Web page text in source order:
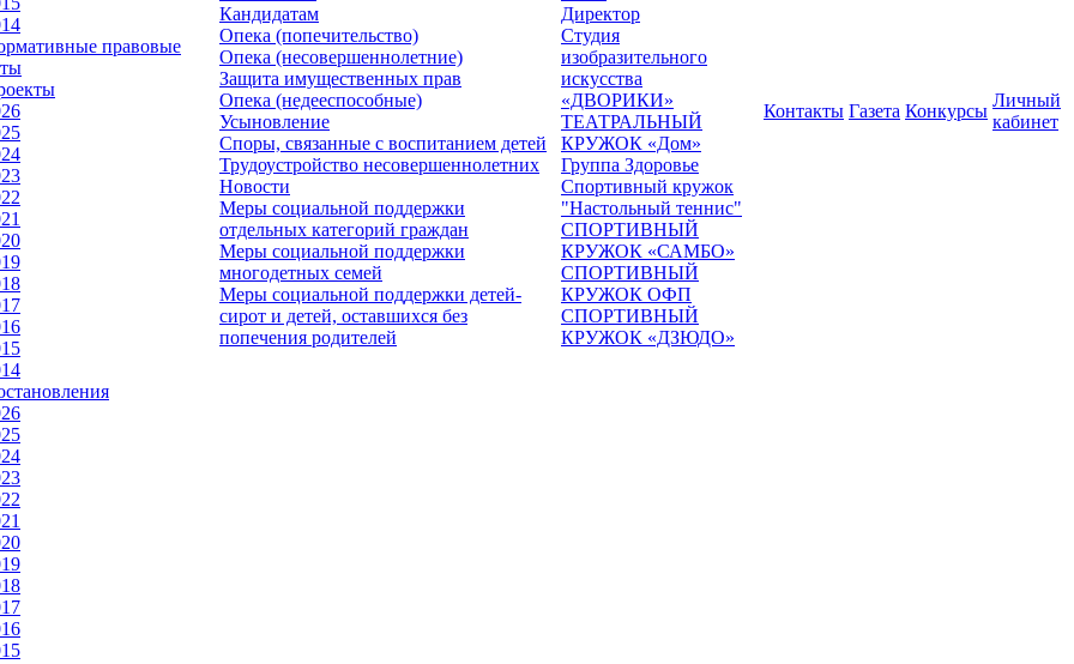
правовые
Кандидатам
Опека (попечительство)
Опека (несовершеннолетние)
Защита имущественных прав
Опека (недееспособные)
Усыновление
Споры, связанные с воспитанием детей
Трудоустройство несовершеннолетних
Новости
Меры социальной поддержки
отдельных категорий граждан
Меры социальной поддержки
многодетных семей
Меры социальной поддержки детей-
сирот и детей, оставшихся без
попечения родителей
Директор
Студия
изобразительного
искусства
«ДВОРИКИ»
ТЕАТРАЛЬНЫЙ
КРУЖОК «Дом»
Группа Здоровье
Спортивный кружок
"Настольный теннис"
СПОРТИВНЫЙ
КРУЖОК «САМБО»
СПОРТИВНЫЙ
КРУЖОК ОФП
СПОРТИВНЫЙ
КРУЖОК «ДЗЮДО»
Контакты Газета Конкурсы
Личный
кабинет